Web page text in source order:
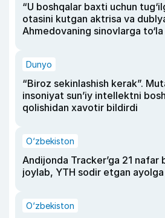
“U boshqalar baxti uchun
otasini kutgan aktrisa va
Ahmedovaning sinovlarga
Dunyo
“Biroz sekinlashish kerak”.
insoniyat sun’iy intellektni
qolishidan xavotir bildirdi
O‘zbekiston
Andijonda Tracker’ga 21 nafar
joylab, YTH sodir etgan ayolga
O‘zbekiston